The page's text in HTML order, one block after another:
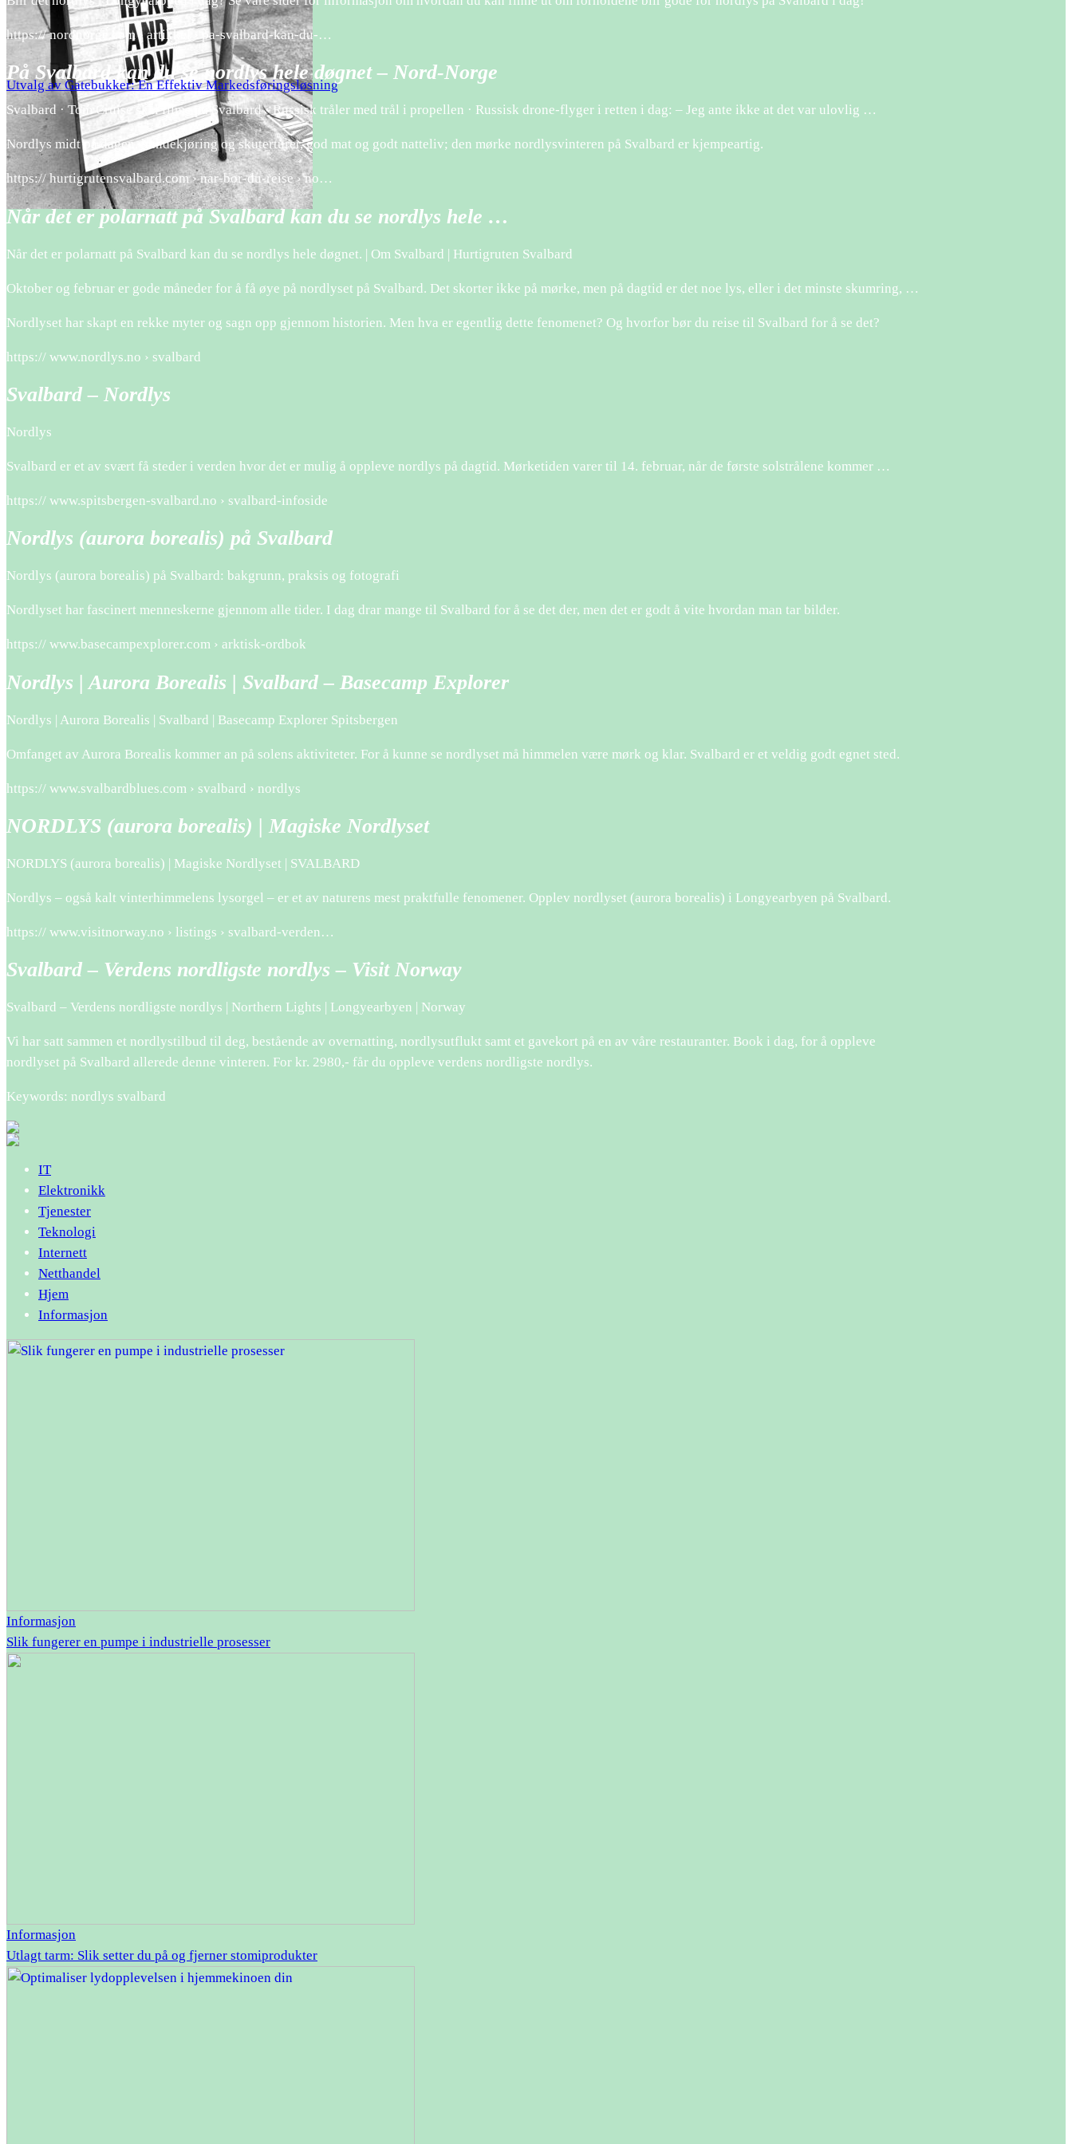
Utvalg av Gatebukker: En Effektiv Markedsføringsløsning
https:// nordnorge.com › artikkel › pa-svalbard-kan-du-…
På Svalbard kan du se nordlys hele døgnet – Nord-Norge
Svalbard · Tom Cruise skal filme på Svalbard · Russisk tråler med trål i propellen · Russisk drone-flyger i retten i dag: – Jeg ante ikke at det var ulovlig …
Nordlys midt på dagen, hundekjøring og skuterturer, god mat og godt natteliv; den mørke nordlysvinteren på Svalbard er kjempeartig.
https:// hurtigrutensvalbard.com › nar-bor-du-reise › no…
Når det er polarnatt på Svalbard kan du se nordlys hele …
Når det er polarnatt på Svalbard kan du se nordlys hele døgnet. | Om Svalbard | Hurtigruten Svalbard
Oktober og februar er gode måneder for å få øye på nordlyset på Svalbard. Det skorter ikke på mørke, men på dagtid er det noe lys, eller i det minste skumring, …
Nordlyset har skapt en rekke myter og sagn opp gjennom historien. Men hva er egentlig dette fenomenet? Og hvorfor bør du reise til Svalbard for å se det?
https:// www.nordlys.no › svalbard
Svalbard – Nordlys
Nordlys
Svalbard er et av svært få steder i verden hvor det er mulig å oppleve nordlys på dagtid. Mørketiden varer til 14. februar, når de første solstrålene kommer …
https:// www.spitsbergen-svalbard.no › svalbard-infoside
Nordlys (aurora borealis) på Svalbard
Nordlys (aurora borealis) på Svalbard: bakgrunn, praksis og fotografi
Nordlyset har fascinert menneskerne gjennom alle tider. I dag drar mange til Svalbard for å se det der, men det er godt å vite hvordan man tar bilder.
https:// www.basecampexplorer.com › arktisk-ordbok
Nordlys | Aurora Borealis | Svalbard – Basecamp Explorer
Nordlys | Aurora Borealis | Svalbard | Basecamp Explorer Spitsbergen
Omfanget av Aurora Borealis kommer an på solens aktiviteter. For å kunne se nordlyset må himmelen være mørk og klar. Svalbard er et veldig godt egnet sted.
https:// www.svalbardblues.com › svalbard › nordlys
NORDLYS (aurora borealis) | Magiske Nordlyset
NORDLYS (aurora borealis) | Magiske Nordlyset | SVALBARD
Nordlys – også kalt vinterhimmelens lysorgel – er et av naturens mest praktfulle fenomener. Opplev nordlyset (aurora borealis) i Longyearbyen på Svalbard.
https:// www.visitnorway.no › listings › svalbard-verden…
Svalbard – Verdens nordligste nordlys – Visit Norway
Svalbard – Verdens nordligste nordlys | Northern Lights | Longyearbyen | Norway
Vi har satt sammen et nordlystilbud til deg, bestående av overnatting, nordlysutflukt samt et gavekort på en av våre restauranter. Book i dag, for å oppleve
nordlyset på Svalbard allerede denne vinteren. For kr. 2980,- får du oppleve verdens nordligste nordlys.
Keywords: nordlys svalbard
IT
Elektronikk
Tjenester
Teknologi
Internett
Netthandel
Hjem
Informasjon
Informasjon
Slik fungerer en pumpe i industrielle prosesser
Informasjon
Utlagt tarm: Slik setter du på og fjerner stomiprodukter